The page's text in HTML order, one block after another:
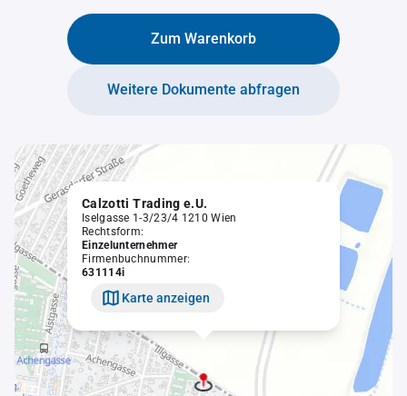
Zum Warenkorb
Weitere Dokumente abfragen
Calzotti Trading e.U.
Iselgasse 1-3/23/4 1210 Wien
Rechtsform:
Einzelunternehmer
Firmenbuchnummer:
631114i
Karte anzeigen